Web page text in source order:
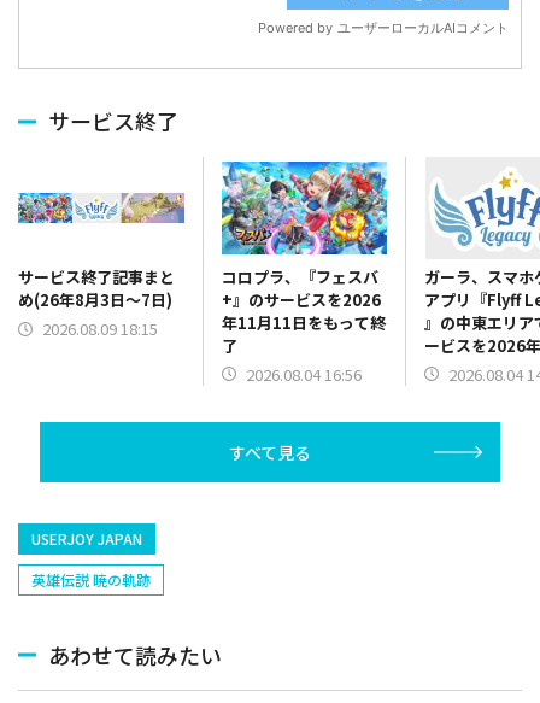
サービス終了
サービス終了記事まと
め(26年8月3日～7日)
2026.08.09 18:15
コロプラ、『フェスバ
+』のサービスを2026
年11月11日をもって終
了
2026.08.04 16:56
ガーラ、スマホ
アプリ『Flyff
』の中東エリア
ービスを2026
日をもって終了
2026.08.04
すべて見る
USERJOY JAPAN
英雄伝説 暁の軌跡
あわせて読みたい